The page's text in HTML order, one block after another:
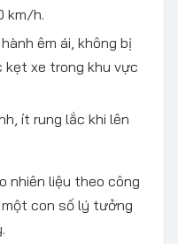
km/h.
êm ái, không bị
kẹt xe trong khu vực
ít rung lắc khi lên
nhiên liệu theo công
một con số lý tưởng